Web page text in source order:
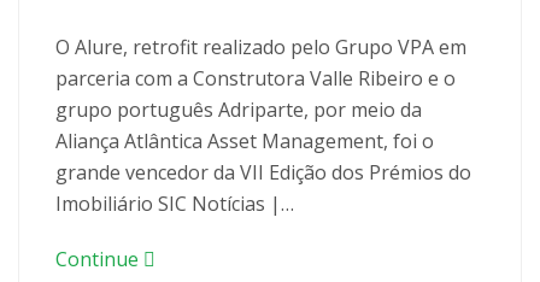
O Alure, retrofit realizado pelo Grupo VPA em
parceria com a Construtora Valle Ribeiro e o
grupo português Adriparte, por meio da
Aliança Atlântica Asset Management, foi o
grande vencedor da VII Edição dos Prémios do
Imobiliário SIC Notícias |…
Continue